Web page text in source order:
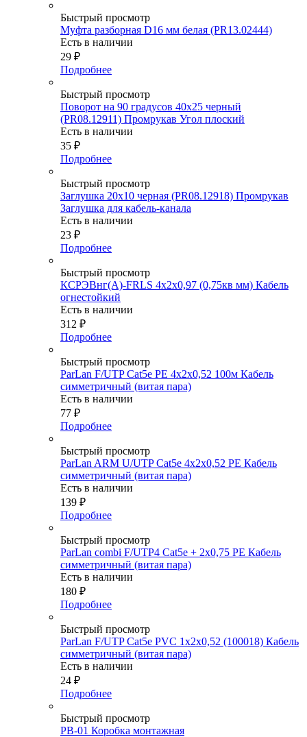
Быстрый просмотр
Муфта разборная D16 мм белая (PR13.02444)
Есть в наличии
29 ₽
Подробнее
Быстрый просмотр
Поворот на 90 градусов 40х25 черный
(PR08.12911) Промрукав Угол плоский
Есть в наличии
35 ₽
Подробнее
Быстрый просмотр
Заглушка 20х10 черная (PR08.12918) Промрукав
Заглушка для кабель-канала
Есть в наличии
23 ₽
Подробнее
Быстрый просмотр
КСРЭВнг(А)-FRLS 4х2х0,97 (0,75кв мм) Кабель
огнестойкий
Есть в наличии
312 ₽
Подробнее
Быстрый просмотр
ParLan F/UTP Cat5e PE 4х2х0,52 100м Кабель
симметричный (витая пара)
Есть в наличии
77 ₽
Подробнее
Быстрый просмотр
ParLan ARM U/UTP Cat5e 4х2x0,52 РЕ Кабель
симметричный (витая пара)
Есть в наличии
139 ₽
Подробнее
Быстрый просмотр
ParLan combi F/UTP4 Cat5e + 2х0,75 PE Кабель
симметричный (витая пара)
Есть в наличии
180 ₽
Подробнее
Быстрый просмотр
ParLan F/UTP Cat5e PVC 1х2х0,52 (100018) Кабель
симметричный (витая пара)
Есть в наличии
24 ₽
Подробнее
Быстрый просмотр
PB-01 Коробка монтажная